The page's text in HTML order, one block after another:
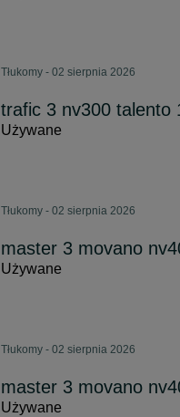
Tłukomy - 02 sierpnia 2026
trafic 3 nv300 talento
Używane
Tłukomy - 02 sierpnia 2026
master 3 movano
Używane
Tłukomy - 02 sierpnia 2026
master 3 movano
Używane